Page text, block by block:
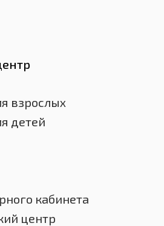
взрослых
детей
кабинета
центр